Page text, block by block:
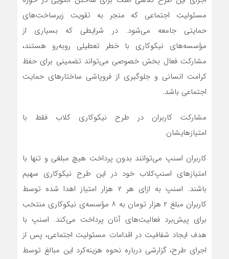
مسئولیت اجتماعی که منجر به تقویت زیرساخت‌های
حمایتی جامعه می‌شود. در شرایطی که بسیاری از
مؤسسه‌های نیکوکاری با خطر تعطیلی روبه‌رو هستند،
مشارکت فعال بخش خصوصی می‌تواند تضمینی برای حفظ
کرامت انسانی و جلوگیری از فروپاشی ساختارهای حمایت
اجتماعی باشد.
مشارکت کاربران در طرح نیکوکاری کلاب فقط با
امتیازهایشان
کاربران اسنپ می‌توانند بدون پرداخت هیچ مبلغی و تنها با
امتیازهای اسنپ‌کلاب خود در این طرح نیکوکاری سهیم
باشند. اسنپ به ازای هر ۲ هزار امتیاز اهدا شده توسط
کاربران مبلغ ۲ هزار تومان به ۸ مؤسسه‌ی نیکوکاری منتخب
برای پیش‌برد فعالیت‌های آنان پرداخت می‌کند. اسنپ با
هدف ایجاد شفافیت در اقدامات مسئولیت اجتماعی، پس از
اجرای طرح‌، گزارشی درباره‌ نحوه‌ هزینه‌کرد این مبالغ توسط